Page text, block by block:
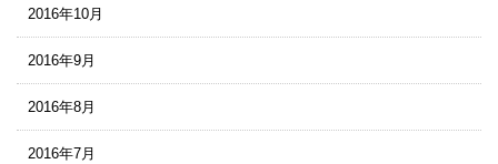
2016年10月
2016年9月
2016年8月
2016年7月